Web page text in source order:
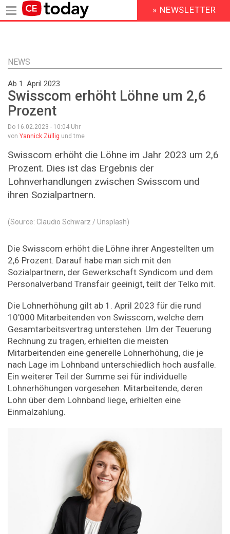
Inhalt
HEADER
MENU
» NEWSLETTER
NEWS
Ab 1. April 2023
Swisscom erhöht Löhne um 2,6
Prozent
Do 16.02.2023 - 10:04 Uhr
von Yannick Züllig und tme
Swisscom erhöht die Löhne im Jahr 2023 um 2,6
Prozent. Dies ist das Ergebnis der
Lohnverhandlungen zwischen Swisscom und
ihren Sozialpartnern.
(Source: Claudio Schwarz / Unsplash)
Die Swisscom erhöht die Löhne ihrer Angestellten um
2,6 Prozent. Darauf habe man sich mit den
Sozialpartnern, der Gewerkschaft Syndicom und dem
Personalverband Transfair geeinigt, teilt der Telko mit.
Die Lohnerhöhung gilt ab 1. April 2023 für die rund
10'000 Mitarbeitenden von Swisscom, welche dem
Gesamtarbeitsvertrag unterstehen. Um der Teuerung
Rechnung zu tragen, erhielten die meisten
Mitarbeitenden eine generelle Lohnerhöhung, die je
nach Lage im Lohnband unterschiedlich hoch ausfalle.
Ein weiterer Teil der Summe sei für individuelle
Lohnerhöhungen vorgesehen. Mitarbeitende, deren
Lohn über dem Lohnband liege, erhielten eine
Einmalzahlung.